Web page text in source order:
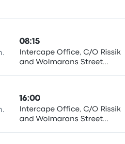
08:15
Intercape Office, C/O Rissik
and Wolmarans Street
16:00
Intercape Office, C/O Rissik
and Wolmarans Street